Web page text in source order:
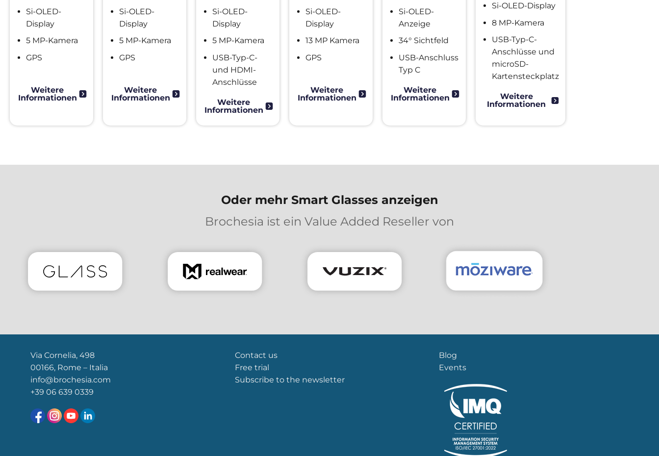
Si-OLED-
Display
5 MP-Kamera
GPS
Weitere
Informationen
Si-OLED-
Display
5 MP-Kamera
GPS
Weitere
Informationen
Si-OLED-
Display
5 MP-Kamera
USB-Typ-C-
und HDMI-
Anschlüsse
Weitere
Informationen
Si-OLED-
Display
13 MP Kamera
GPS​
Weitere
Informationen
Si-OLED-
Anzeige
34° Sichtfeld
USB-Anschluss
Typ C
Weitere
Informationen
Si-OLED-Display
8 MP-Kamera
USB-Typ-C-
Anschlüsse und
microSD-
Kartensteckplatz
Weitere
Informationen
Oder mehr Smart Glasses anzeigen
Brochesia ist ein Value Added Reseller von
Via Cornelia, 498
00166, Rome – Italia
info@brochesia.com
+39 06 639 0339
Contact us
Free trial
Subscribe to the newsletter
Blog
Events
Website mitteilen,
dass Sie
Angebote erhalten.